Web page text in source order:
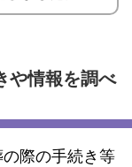
や情報を調べ
際の手続き等